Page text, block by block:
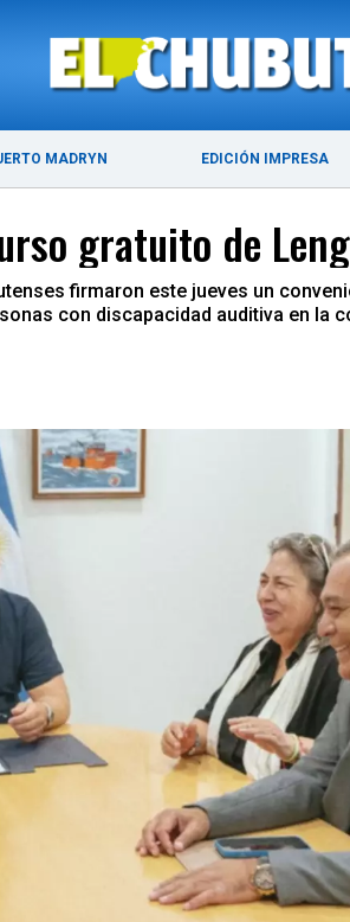
MADRYN EDICIÓN IMPRESA
ÚLTIMAS NOTICIAS
gratuito de
firmaron este jueves un
con discapacidad auditiva en la